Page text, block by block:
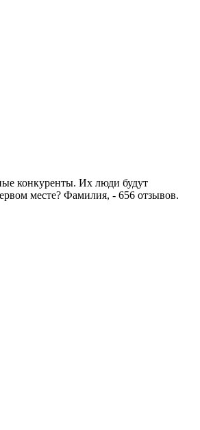
конкуренты. Их люди будут
месте? Фамилия, - 656 отзывов.